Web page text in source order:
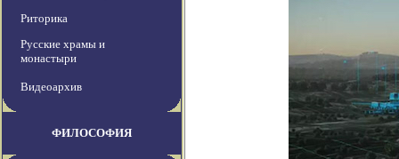
Риторика
Русские храмы и
монастыри
Видеоархив
ФИЛОСОФИЯ